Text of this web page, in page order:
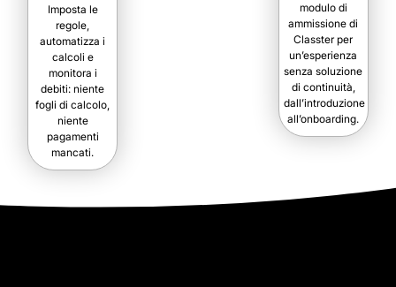
Imposta le
regole,
automatizza i
calcoli e
monitora i
debiti: niente
fogli di calcolo,
niente
pagamenti
mancati.
modulo di
ammissione di
Classter per
un’esperienza
senza soluzione
di continuità,
dall’introduzione
all’onboarding.